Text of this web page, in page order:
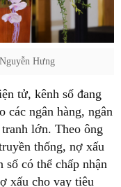
Hưng
tử, kênh số đang
các ngân hàng, ngân
lớn. Theo ông
thống, nợ xấu
có thể chấp nhận
xấu cho vay tiêu